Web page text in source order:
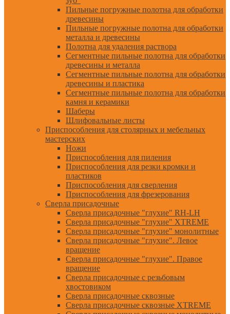
Пильные погружные полотна для обработки
древесины
Пильные погружные полотна для обработки
металла и древесины
Полотна для удаления раствора
Сегментные пильные полотна для обработки
древесины и металла
Сегментные пильные полотна для обработки
древесины и пластика
Сегментные пильные полотна для обработки
камня и керамики
Шаберы
Шлифовальные листы
Приспособления для столярных и мебельных
мастерских
Ножи
Приспособления для пиления
Приспособления для резки кромки и
пластиков
Приспособления для сверления
Приспособления для фрезерования
Сверла присадочные
Сверла присадочные "глухие" RH-LH
Сверла присадочные "глухие" XTREME
Сверла присадочные "глухие" монолитные
Сверла присадочные "глухие". Левое
вращение
Сверла присадочные "глухие". Правое
вращение
Сверла присадочные с резьбовым
хвостовиком
Сверла присадочные сквозные
Сверла присадочные сквозные XTREME